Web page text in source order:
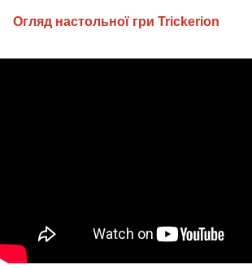
Огляд настольної гри Trickerion